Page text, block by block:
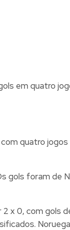
quatro
gols foram
x 0, com